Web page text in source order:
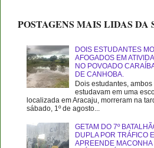
POSTAGENS MAIS LIDAS DA
DOIS ESTUDANTES
AFOGADOS EM
NO POVOADO
DE CANHOBA.
Dois estudantes,
estudavam em uma
localizada em Aracaju, morreram na
sábado, 1º de agosto...
GETAM DO 7º
DUPLA POR TRÁFICO
APREENDE